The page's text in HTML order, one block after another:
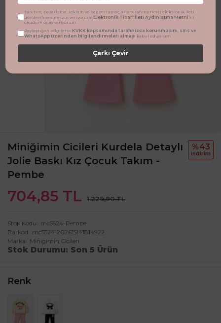
Miniğimin Cicileri Kurdela Detaylı
Jolie Baskı Kız Çocuk Takım -
Pembe
704,85 TL 1.229,90 TL
%43
i̇ndi̇ri̇m
Stok Kodu
mc5524-Pembe
Barkod
mc55241207615141814922
Marka
Minigimin Cicileri
Stok Durumu Son 5 Ürün
Renk
Tanıtım, pazarlama, reklam ve benzeri amaçlarla tarafıma ticari elektronik ileti
gönderilmesine izin veriyorum. Elektronik Ticari İleti Aydınlatma Metni 'ni
okudum onay veriyorum.
Paylaştığım bilgilerin KVKK kapsamında tarafınızca korunmasını, sms ve
WhatsApp üzerinden bilgilendirmeleri almayı kabul ediyorum.
Çarkı Çevir